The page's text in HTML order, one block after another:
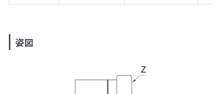
姿図